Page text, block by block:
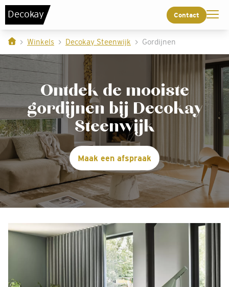
Decokay Contact
Winkels Decokay Steenwijk Gordijnen
Ontdek de mooiste
gordijnen bij Decokay
Steenwijk
Maak een afspraak